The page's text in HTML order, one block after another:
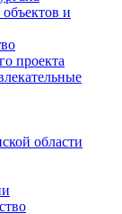
и
проекта
области